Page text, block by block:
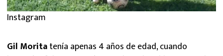
Instagram
Gil Moritatenía apenas 4 años de edad, cuando